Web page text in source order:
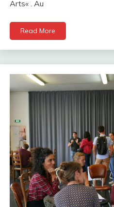
Arts« . Au
Read More